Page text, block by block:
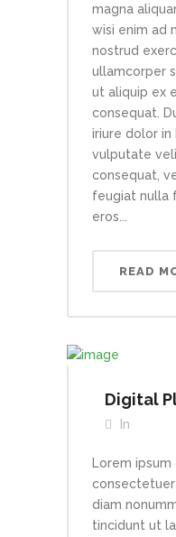
magna
wisi enim ad
nostrud
ullamcorper
ut aliquip ex
consequat.
iriure dolor in
vulputate
consequat,
feugiat nulla
eros...
READ
Digital
In
Lorem
diam
tincidunt ut